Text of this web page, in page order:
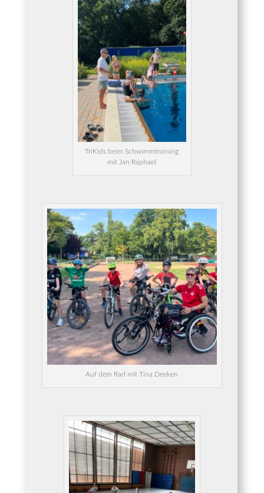
Tri­Kids beim Schwimm­trai­ning
mit Jan Raphael
Auf dem Rad mit Tina Deeken